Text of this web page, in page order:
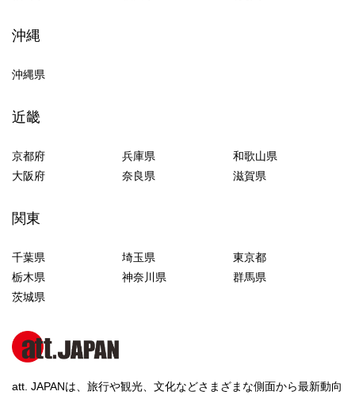
沖縄
沖縄県
近畿
京都府 兵庫県
和歌山県
大阪府
奈良県 滋賀県
関東
千葉県 埼玉県
東京都
栃木県
神奈川県
群馬県
茨城県
att. JAPANは、旅行や観光、文化などさまざまな側面から最新動向